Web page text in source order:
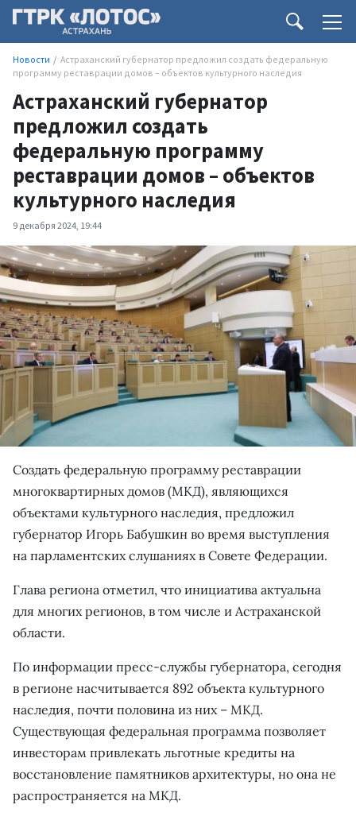
Новости
Астраханский губернатор предложил создать федеральную
программу реставрации домов – объектов культурного наследия
Астраханский губернатор
предложил создать
федеральную программу
реставрации домов – объектов
культурного наследия
9 декабря 2024, 19:44
Создать федеральную программу реставрации
многоквартирных домов (МКД), являющихся
объектами культурного наследия, предложил
губернатор Игорь Бабушкин во время выступления
на парламентских слушаниях в Совете Федерации.
Глава региона отметил, что инициатива актуальна
для многих регионов, в том числе и Астраханской
области.
По информации пресс-службы губернатора, сегодня
в регионе насчитывается 892 объекта культурного
наследия, почти половина из них – МКД.
Существующая федеральная программа позволяет
инвесторам привлекать льготные кредиты на
восстановление памятников архитектуры, но она не
распространяется на МКД.